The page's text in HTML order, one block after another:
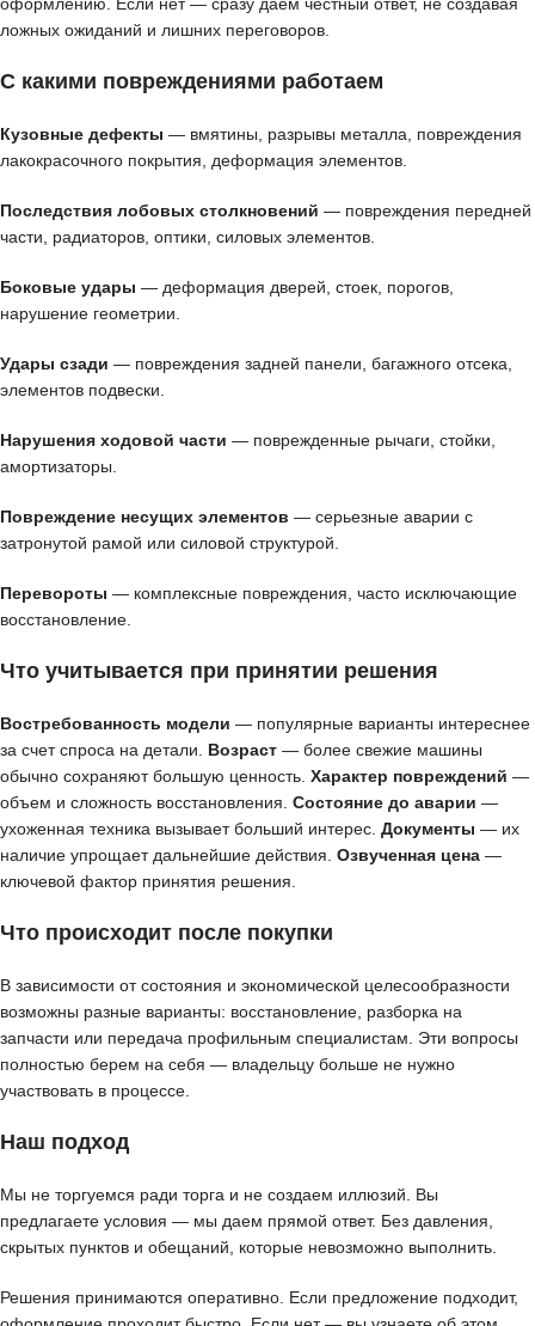
ложных ожиданий и лишних переговоров.
С какими повреждениями работаем
Кузовные дефекты — вмятины, разрывы металла, повреждения
лакокрасочного покрытия, деформация элементов.
Последствия лобовых столкновений — повреждения передней
части, радиаторов, оптики, силовых элементов.
Боковые удары — деформация дверей, стоек, порогов,
нарушение геометрии.
Удары сзади — повреждения задней панели, багажного отсека,
элементов подвески.
Нарушения ходовой части — поврежденные рычаги, стойки,
амортизаторы.
Повреждение несущих элементов — серьезные аварии с
затронутой рамой или силовой структурой.
Перевороты — комплексные повреждения, часто исключающие
восстановление.
Что учитывается при принятии решения
Востребованность модели — популярные варианты интереснее
за счет спроса на детали. Возраст — более свежие машины
обычно сохраняют большую ценность. Характер повреждений —
объем и сложность восстановления. Состояние до аварии —
ухоженная техника вызывает больший интерес. Документы — их
наличие упрощает дальнейшие действия. Озвученная цена —
ключевой фактор принятия решения.
Что происходит после покупки
В зависимости от состояния и экономической целесообразности
возможны разные варианты: восстановление, разборка на
запчасти или передача профильным специалистам. Эти вопросы
полностью берем на себя — владельцу больше не нужно
участвовать в процессе.
Наш подход
Мы не торгуемся ради торга и не создаем иллюзий. Вы
предлагаете условия — мы даем прямой ответ. Без давления,
скрытых пунктов и обещаний, которые невозможно выполнить.
Решения принимаются оперативно. Если предложение подходит,